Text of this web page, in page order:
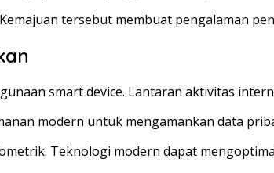
tersebut membuat pengalaman
smart device. Lantaran aktivitas
modern untuk mengamankan data
Teknologi modern dapat